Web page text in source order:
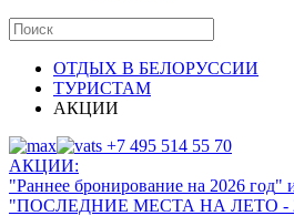
ОТДЫХ В БЕЛОРУССИИ
ТУРИСТАМ
АКЦИИ
+7 495 514 55 70
АКЦИИ:
"Раннее бронирование на 2026 год"
"ПОСЛЕДНИЕ МЕСТА НА ЛЕТО -